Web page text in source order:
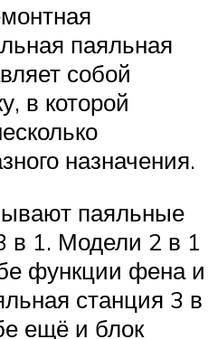
паяльная
собой
в которой
назначения.
паяльные
в 1. Модели 2 в 1
функции фена и
станция 3 в
ещё и блок